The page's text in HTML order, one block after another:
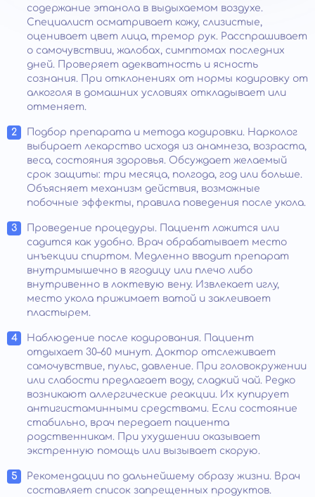
содержание этанола в выдыхаемом воздухе.
Специалист осматривает кожу, слизистые,
оценивает цвет лица, тремор рук. Расспрашивает
о самочувствии, жалобах, симптомах последних
дней. Проверяет адекватность и ясность
сознания. При отклонениях от нормы кодировку от
алкоголя в домашних условиях откладывает или
отменяет.
Подбор препарата и метода кодировки. Нарколог
выбирает лекарство исходя из анамнеза, возраста,
веса, состояния здоровья. Обсуждает желаемый
срок защиты: три месяца, полгода, год или больше.
Объясняет механизм действия, возможные
побочные эффекты, правила поведения после укола.
Проведение процедуры. Пациент ложится или
садится как удобно. Врач обрабатывает место
инъекции спиртом. Медленно вводит препарат
внутримышечно в ягодицу или плечо либо
внутривенно в локтевую вену. Извлекает иглу,
место укола прижимает ватой и заклеивает
пластырем.
Наблюдение после кодирования. Пациент
отдыхает 30–60 минут. Доктор отслеживает
самочувствие, пульс, давление. При головокружении
или слабости предлагает воду, сладкий чай. Редко
возникают аллергические реакции. Их купирует
антигистаминными средствами. Если состояние
стабильно, врач передает пациента
родственникам. При ухудшении оказывает
экстренную помощь или вызывает скорую.
Рекомендации по дальнейшему образу жизни. Врач
составляет список запрещенных продуктов.